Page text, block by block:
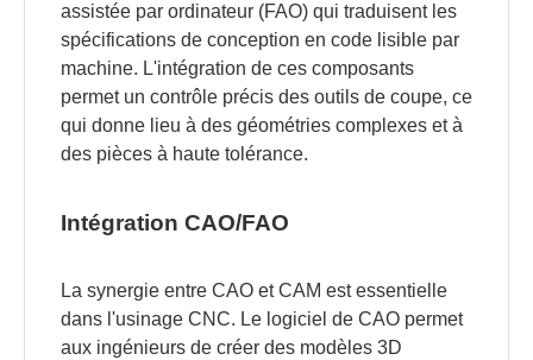
assistée par ordinateur (FAO) qui traduisent les
spécifications de conception en code lisible par
machine. L'intégration de ces composants
permet un contrôle précis des outils de coupe, ce
qui donne lieu à des géométries complexes et à
des pièces à haute tolérance.
Intégration CAO/FAO
La synergie entre CAO et CAM est essentielle
dans l'usinage CNC. Le logiciel de CAO permet
aux ingénieurs de créer des modèles 3D